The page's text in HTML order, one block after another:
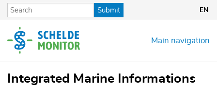
Skip
content
Submit EN
Main navigation
Integrated Marine Informations